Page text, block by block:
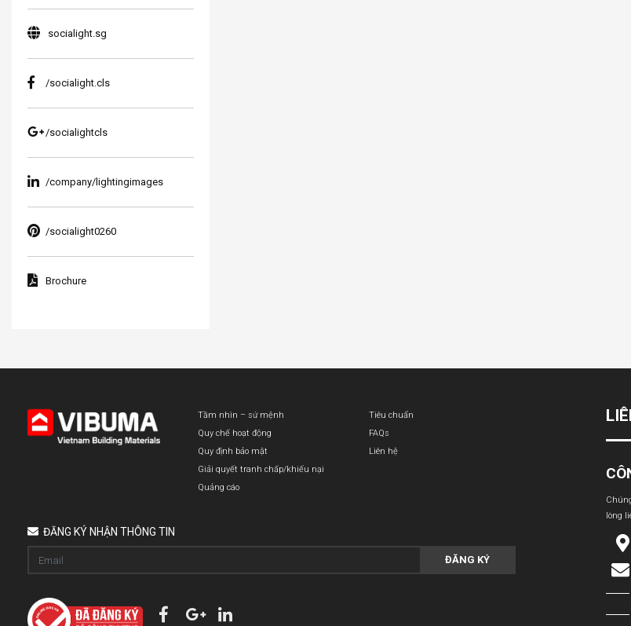
socialight.sg
/socialight.cls
/socialightcls
/company/lightingimages
/socialight0260
Brochure
Tầm nhìn – sứ mệnh
Quy chế hoạt động
Quy định bảo mật
Giải quyết tranh chấp/khiếu nại
Quảng cáo
Tiêu chuẩn
FAQs
Liên hệ
ĐĂNG KÝ NHẬN THÔNG TIN
ĐĂNG KÝ
lòng